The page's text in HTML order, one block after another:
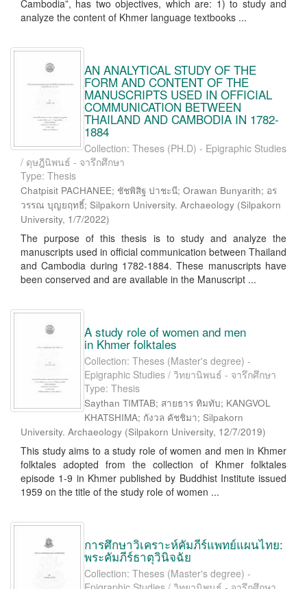
Cambodia”, has two objectives, which are: 1) to study and
analyze the content of Khmer language textbooks ...
AN ANALYTICAL STUDY OF THE
FORM AND CONTENT OF THE
MANUSCRIPTS USED IN OFFICIAL
COMMUNICATION BETWEEN
THAILAND AND CAMBODIA IN 1782-
1884
Collection: Theses (PH.D) - Epigraphic Studies
/ ดุษฎีนิพนธ์ - จารึกศึกษา
Type: Thesis
Chatpisit PACHANEE; ชัชพิสิฐ ปาชะนี; Orawan Bunyarith; อร
วรรณ บุญยฤทธิ์; Silpakorn University. Archaeology (Silpakorn
University, 1/7/2022)
The purpose of this thesis is to study and analyze the
manuscripts used in official communication between Thailand
and Cambodia during 1782-1884. These manuscripts have
been conserved and are available in the Manuscript ...
A study role of women and men
in Khmer folktales
Collection: Theses (Master's degree) -
Epigraphic Studies / วิทยานิพนธ์ - จารึกศึกษา
Type: Thesis
Saythan TIMTAB; สายธาร ทิมทับ; KANGVOL
KHATSHIMA; กังวล คัชชิมา; Silpakorn
University. Archaeology (Silpakorn University, 12/7/2019)
This study aims to a study role of women and men in Khmer
folktales adopted from the collection of Khmer folktales
episode 1-9 in Khmer published by Buddhist Institute issued
1959 on the title of the study role of women ...
การศึกษาวิเคราะห์คัมภีร์แพทย์แผนไทย:
พระคัมภีร์ธาตุวินิจฉัย
Collection: Theses (Master's degree) -